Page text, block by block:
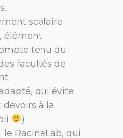
scolaire
élément
tenu du
facultés de
qui évite
devoirs à la
)
le RacineLab, qui